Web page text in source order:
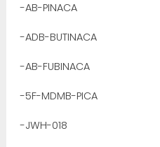
-AB-PINACA
-ADB-BUTINACA
-AB-FUBINACA
-5F-MDMB-PICA
-JWH-018